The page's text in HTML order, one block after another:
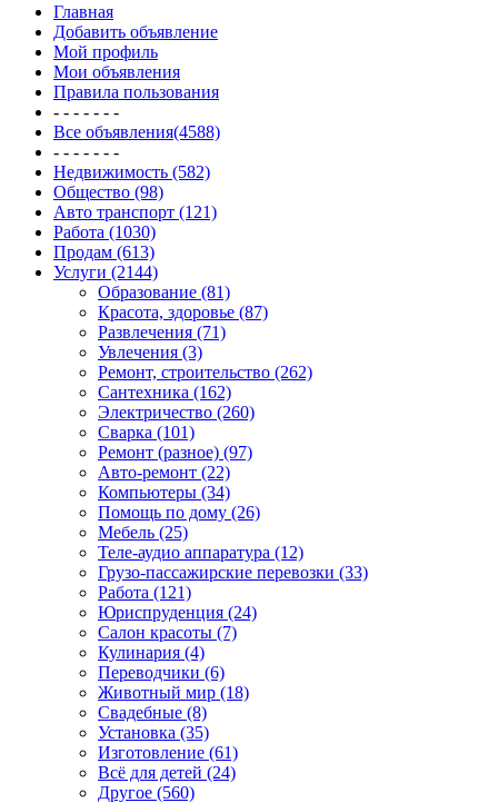
Главная
Добавить объявление
Мой профиль
Мои объявления
Правила пользования
- - - - - - -
Все объявления(4588)
- - - - - - -
Недвижимость (582)
Общество (98)
Авто транспорт (121)
Работа (1030)
Продам (613)
Услуги (2144)
Образование (81)
Красота, здоровье (87)
Развлечения (71)
Увлечения (3)
Ремонт, строительство (262)
Сантехника (162)
Электричество (260)
Сварка (101)
Ремонт (разное) (97)
Авто-ремонт (22)
Компьютеры (34)
Помощь по дому (26)
Мебель (25)
Теле-аудио аппаратура (12)
Грузо-пассажирские перевозки (33)
Работа (121)
Юриспруденция (24)
Салон красоты (7)
Кулинария (4)
Переводчики (6)
Животный мир (18)
Свадебные (8)
Установка (35)
Изготовление (61)
Всё для детей (24)
Другое (560)